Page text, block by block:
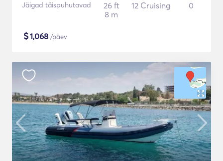
Jäigad täispuhutavad
26 ft
8 m
12 Cruising 0
$1,068 /päev